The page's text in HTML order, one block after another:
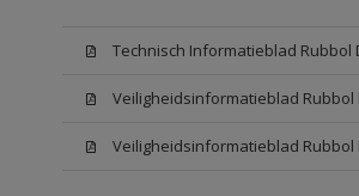
Technisch Informatieblad Rubbol
Veiligheidsinformatieblad Rubbol
Veiligheidsinformatieblad Rubbol